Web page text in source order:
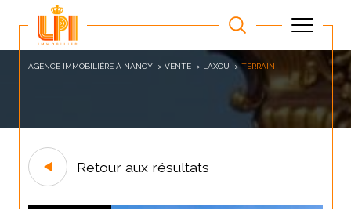
AGENCE IMMOBILIÈRE À NANCY VENTE LAXOU TERRAIN
Retour aux résultats